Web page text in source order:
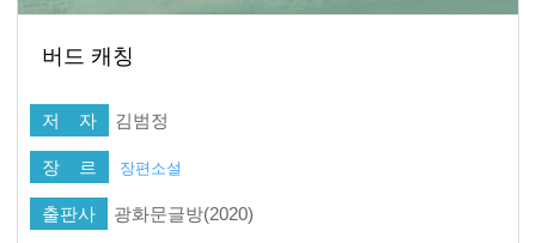
버드 캐칭
저 자 김범정
장 르 장편소설
출판사 광화문글방(2020)